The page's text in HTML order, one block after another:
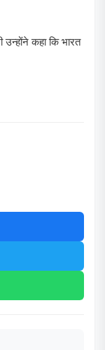
उन्होंने कहा कि भारत